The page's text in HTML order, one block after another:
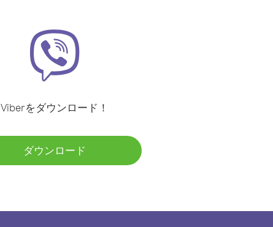
Viberをダウンロード！
ダウンロード